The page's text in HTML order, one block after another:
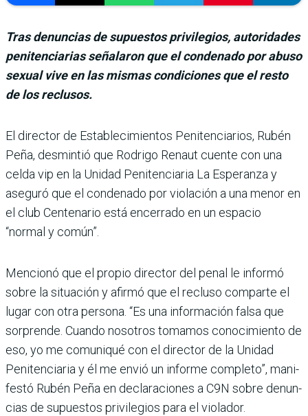
Tras denuncias de supuestos privilegios, autoridades
penitenciarias señalaron que el condenado por abuso
sexual vive en las mismas condiciones que el resto
de los reclusos.
El director de Estable­cimientos Peniten­ciarios, Rubén
Peña, desmintió que Rodrigo Renaut cuente con una
celda vip en la Unidad Penitencia­ria La Esperanza y
aseguró que el condenado por viola­ción a una menor en
el club Centenario está encerrado en un espacio
“normal y común”.
Mencionó que el propio director del penal le informó
sobre la situación y afirmó que el recluso comparte el
lugar con otra persona. “Es una información falsa que
sorprende. Cuando nosotros tomamos conocimiento de
eso, yo me comuniqué con el director de la Unidad
Peni­tenciaria y él me envió un informe completo”, mani­
festó Rubén Peña en decla­raciones a C9N sobre denun­
cias de supuestos privilegios para el violador.